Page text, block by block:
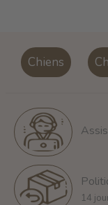
Chiens
14